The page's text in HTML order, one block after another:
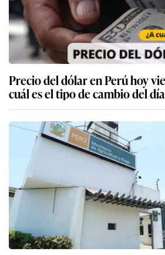
Precio del dólar en Perú hoy
cuál es el tipo de cambio del día